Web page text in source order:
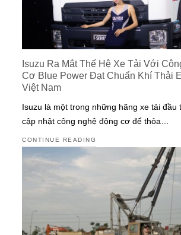
Isuzu Ra Mắt Thế Hệ Xe Tải Với
Cơ Blue Power Đạt Chuẩn Khí Thải
Việt Nam
Isuzu là một trong những hãng xe tải đầu
cập nhật công nghệ động cơ để thỏa…
CONTINUE READING